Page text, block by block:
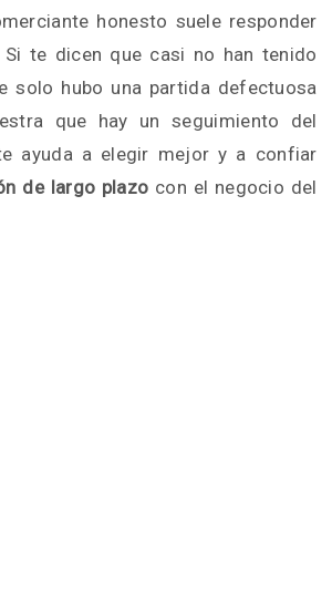
honesto suele responder
Si te dicen que casi no han tenido
solo hubo una partida defectuosa
que hay un seguimiento del
ayuda a elegir mejor y a confiar
de largo plazo con el negocio del